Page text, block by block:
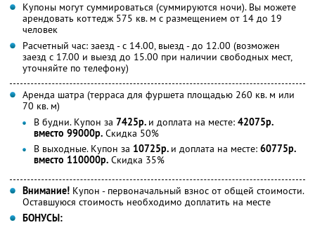
Купоны могут суммироваться (суммируются ночи). Вы можете
арендовать коттедж 575 кв. м с размещением от 14 до 19
человек
Расчетный час: заезд - с 14.00, выезд - до 12.00 (возможен
заезд с 17.00 и выезд до 15.00 при наличии свободных мест,
уточняйте по телефону)
Аренда шатра (терраса для фуршета площадью 260 кв. м или
70 кв. м)
В будни. Купон за 7425р. и доплата на месте: 42075р.
вместо 99000р. Скидка 50%
В выходные. Купон за 10725р. и доплата на месте: 60775р.
вместо 110000р. Скидка 35%
Внимание! Купон - первоначальный взнос от общей стоимости.
Оставшуюся стоимость необходимо доплатить на месте
БОНУСЫ: